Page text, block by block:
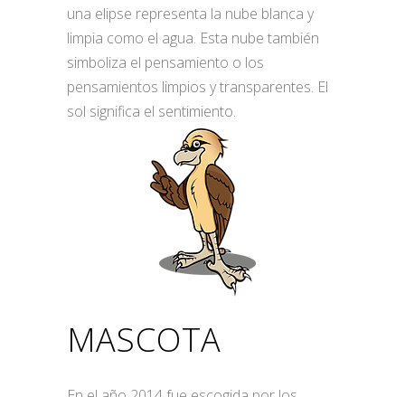
una elipse representa la nube blanca y
limpia como el agua. Esta nube también
simboliza el pensamiento o los
pensamientos limpios y transparentes. El
sol significa el sentimiento.
MASCOTA